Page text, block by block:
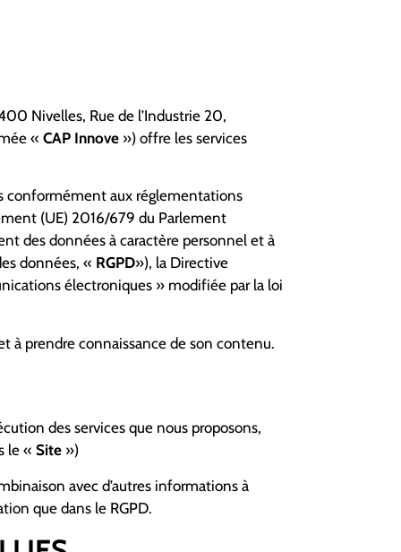
Nivelles, Rue de l’Industrie 20,
« CAP Innove ») offre les services
conformément aux réglementations
(UE) 2016/679 du Parlement
des données à caractère personnel et à
données, « RGPD»), la Directive
électroniques » modifiée par la loi
à prendre connaissance de son contenu.
des services que nous proposons,
le « Site »)
avec d’autres informations à
que dans le RGPD.